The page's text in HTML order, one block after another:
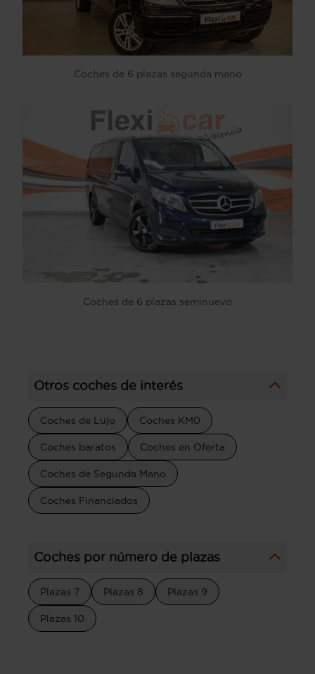
Coches de 6 plazas segunda mano
Coches de 6 plazas seminuevo
Otros coches de interés
Coches de Lujo Coches KM0
Coches baratos Coches en Oferta
Coches de Segunda Mano
Coches Financiados
Coches por número de plazas
Plazas 7 Plazas 8 Plazas 9
Plazas 10